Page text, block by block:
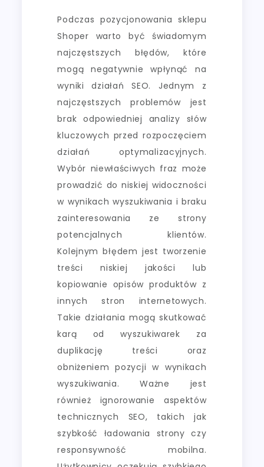
Podczas pozycjonowania sklepu
Shoper warto być świadomym
najczęstszych błędów, które
mogą negatywnie wpłynąć na
wyniki działań SEO. Jednym z
najczęstszych problemów jest
brak odpowiedniej analizy słów
kluczowych przed rozpoczęciem
działań optymalizacyjnych.
Wybór niewłaściwych fraz może
prowadzić do niskiej widoczności
w wynikach wyszukiwania i braku
zainteresowania ze strony
potencjalnych klientów.
Kolejnym błędem jest tworzenie
treści niskiej jakości lub
kopiowanie opisów produktów z
innych stron internetowych.
Takie działania mogą skutkować
karą od wyszukiwarek za
duplikację treści oraz
obniżeniem pozycji w wynikach
wyszukiwania. Ważne jest
również ignorowanie aspektów
technicznych SEO, takich jak
szybkość ładowania strony czy
responsywność mobilna.